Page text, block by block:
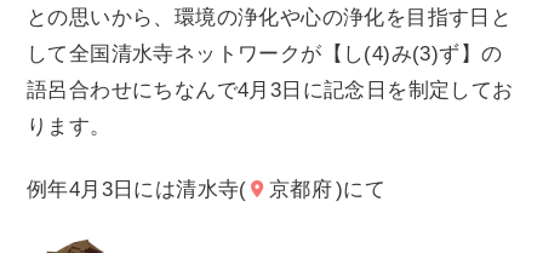
との思いから、環境の浄化や心の浄化を目指す日と
して全国清水寺ネットワークが【し(4)み(3)ず】の
語呂合わせにちなんで4月3日に記念日を制定してお
ります。
例年4月3日には清水寺( 京都府)にて